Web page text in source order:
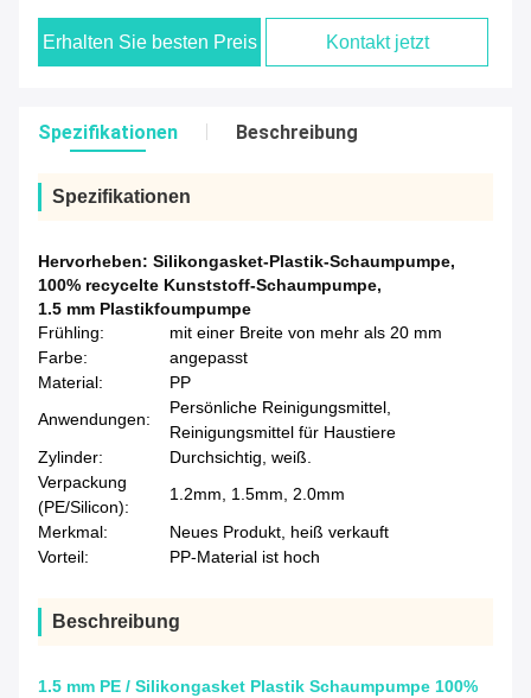
Erhalten Sie besten Preis Kontakt jetzt
Spezifikationen Beschreibung
Spezifikationen
Hervorheben: Silikongasket-Plastik-Schaumpumpe,
100% recycelte Kunststoff-Schaumpumpe,
1.5 mm Plastikfoumpumpe
Frühling:
mit einer Breite von mehr als 20 mm
Farbe:
angepasst
Material:
PP
Anwendungen:
Persönliche Reinigungsmittel,
Reinigungsmittel für Haustiere
Zylinder:
Durchsichtig, weiß.
Verpackung
(PE/Silicon):
1.2mm, 1.5mm, 2.0mm
Merkmal:
Neues Produkt, heiß verkauft
Vorteil:
PP-Material ist hoch
Beschreibung
1.5 mm PE / Silikongasket Plastik Schaumpumpe 100%